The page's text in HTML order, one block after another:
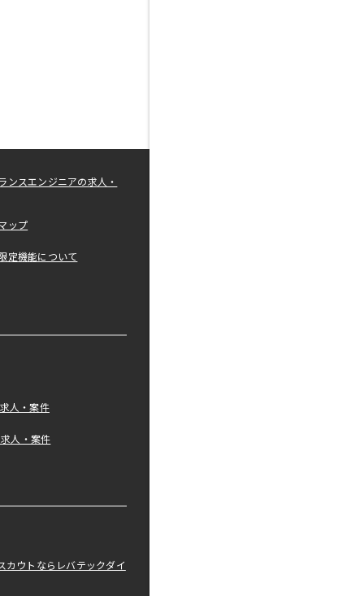
ンスエンジニアの求人・
ップ
定機能について
人・案件
人・案件
カウトならレバテックダイ